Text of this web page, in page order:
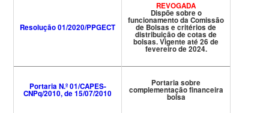
Resolução 01/2020/PPGECT
REVOGADA
Dispõe sobre o
funcionamento da Comissão
de Bolsas e critérios de
distribuição de cotas de
bolsas. Vigente até 26 de
fevereiro de 2024.
Portaria N.º 01/CAPES-
CNPq/2010, de 15/07/2010
Portaria sobre
complementação financeira
bolsa